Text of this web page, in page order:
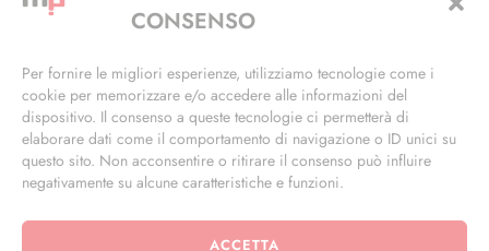
CONSENSO
Per fornire le migliori esperienze, utilizziamo tecnologie come i
cookie per memorizzare e/o accedere alle informazioni del
dispositivo. Il consenso a queste tecnologie ci permetterà di
elaborare dati come il comportamento di navigazione o ID unici su
questo sito. Non acconsentire o ritirare il consenso può influire
negativamente su alcune caratteristiche e funzioni.
ACCETTA
+39 02 4846 3155
info@masterphil.it